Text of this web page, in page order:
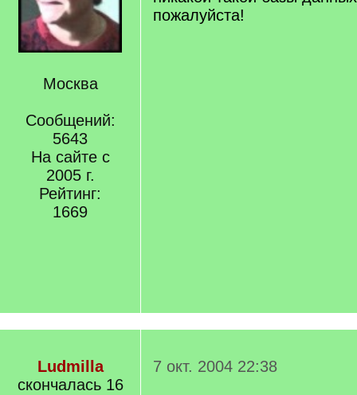
Москва
Сообщений:
5643
На сайте с
2005 г.
Рейтинг:
1669
пожалуйста!
Ludmilla
скончалась 16
7 окт. 2004 22:38